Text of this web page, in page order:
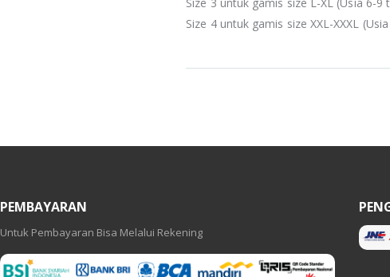
Size 4 untuk gamis size XXL-XXXL
PEMBAYARAN
Untuk Pembayaran Bisa Melalui Rekening